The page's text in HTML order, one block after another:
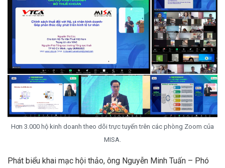
Hơn 3.000 hộ kinh doanh theo dõi trực tuyến trên các phòng Zoom của
MISA.
Phát biểu khai mạc hội thảo, ông Nguyễn Minh Tuấn – Phó